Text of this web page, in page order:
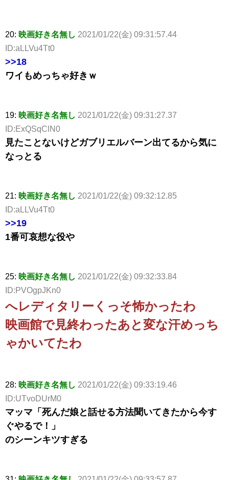
20: 映画好き名無し 2021/01/22(金) 09:31:57.44
ID:aLLVu4Tt0
>>18
ワイもめっちゃ好きｗ
19: 映画好き名無し 2021/01/22(金) 09:31:27.37
ID:ExQSqClN0
見たことないけどガブリエルバーン出てるから気に
なっとる
21: 映画好き名無し 2021/01/22(金) 09:32:12.85
ID:aLLVu4Tt0
>>19
1番可哀想な役や
25: 映画好き名無し 2021/01/22(金) 09:32:33.84
ID:PVOgpJKn0
へレディタリーくっそ怖かったわ
映画館で見終わったあと変な汗めっち
ゃかいてたわ
28: 映画好き名無し 2021/01/22(金) 09:33:19.46
ID:UTvoDUrM0
マッマ「死んだ娘と話せる方法聞いてきたから今す
ぐやるで！」
のシーンキツすぎる